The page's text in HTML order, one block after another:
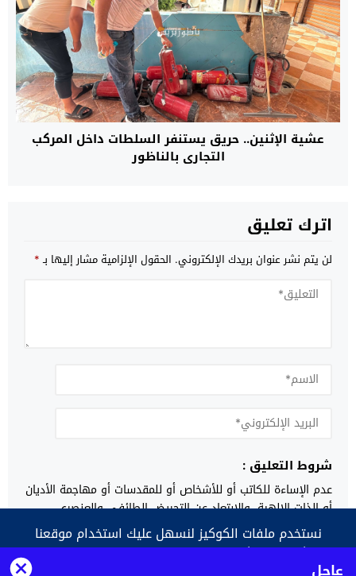
عشية الإثنين.. حريق يستنفر السلطات داخل المركب
التجاري بالناظور
اترك تعليق
لن يتم نشر عنوان بريدك الإلكتروني. الحقول الإلزامية مشار إليها بـ*
شروط التعليق :
عدم الإساءة للكاتب أو للأشخاص أو للمقدسات أو مهاجمة الأديان
أو الذات الالهية. والابتعاد عن التحريض الطائفي والعنصري
والشتائم.
أعلمني بمتابعة التعليقات بواسطة البريد الإلكتروني.
عاجل
نستخدم ملفات الكوكيز لنسهل عليك استخدام موقعنا
الإلكتروني ونكيف المحتوى والإعلانات وفقا لمتطلباتك